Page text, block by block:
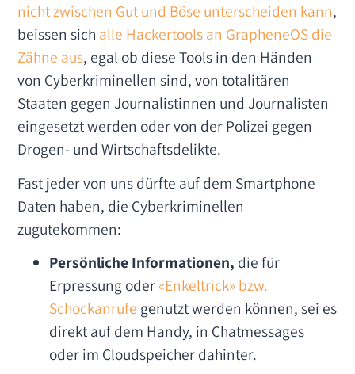
nicht zwischen Gut und Böse unterscheiden kann,
beissen sich alle Hackertools an GrapheneOS die
Zähne aus, egal ob diese Tools in den Händen
von Cyberkriminellen sind, von totalitären
Staaten gegen Journalistinnen und Journalisten
eingesetzt werden oder von der Polizei gegen
Drogen- und Wirtschaftsdelikte.
Fast jeder von uns dürfte auf dem Smartphone
Daten haben, die Cyberkriminellen
zugutekommen:
Persönliche Informationen, die für
Erpressung oder«Enkeltrick» bzw.
Schockanrufe genutzt werden können, sei es
direkt auf dem Handy, in Chatmessages
oder im Cloudspeicher dahinter.